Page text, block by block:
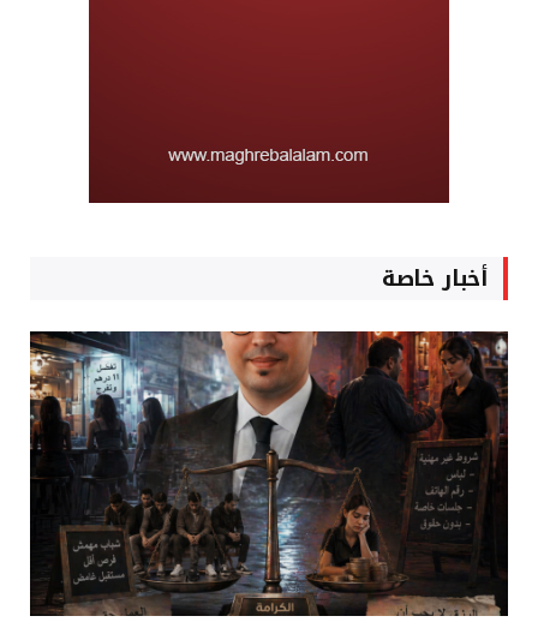
أخبار خاصة